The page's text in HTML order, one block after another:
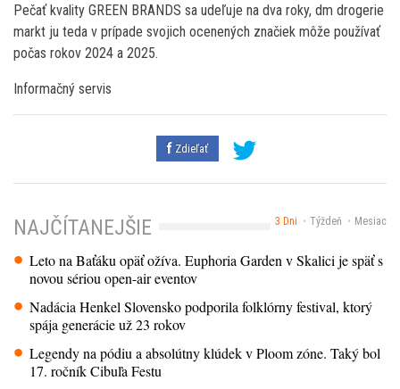
Pečať kvality GREEN BRANDS sa udeľuje na dva roky, dm drogerie
markt ju teda v prípade svojich ocenených značiek môže používať
počas rokov 2024 a 2025.
Informačný servis
Zdieľať
3 Dni Týždeň Mesiac
NAJČÍTANEJŠIE
Leto na Baťáku opäť ožíva. Euphoria Garden v Skalici je späť s
novou sériou open-air eventov
Nadácia Henkel Slovensko podporila folklórny festival, ktorý
spája generácie už 23 rokov
Legendy na pódiu a absolútny klúdek v Ploom zóne. Taký bol
17. ročník Cibuľa Festu